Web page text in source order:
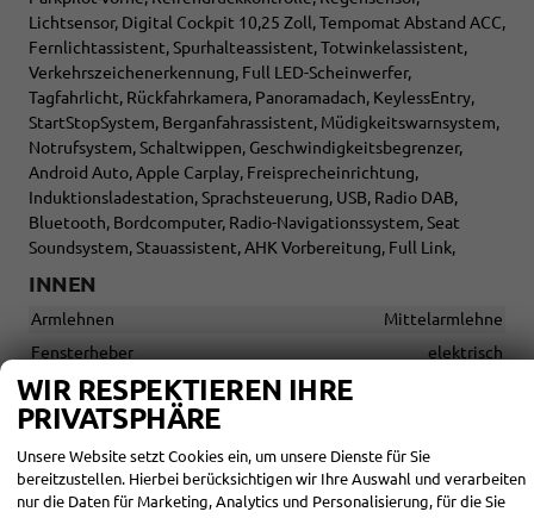
Lichtsensor, Digital Cockpit 10,25 Zoll, Tempomat Abstand ACC,
Fernlichtassistent, Spurhalteassistent, Totwinkelassistent,
Verkehrszeichenerkennung, Full LED-Scheinwerfer,
Tagfahrlicht, Rückfahrkamera, Panoramadach, KeylessEntry,
StartStopSystem, Berganfahrassistent, Müdigkeitswarnsystem,
Notrufsystem, Schaltwippen, Geschwindigkeitsbegrenzer,
Android Auto, Apple Carplay, Freisprecheinrichtung,
Induktionsladestation, Sprachsteuerung, USB, Radio DAB,
Bluetooth, Bordcomputer, Radio-Navigationssystem, Seat
Soundsystem, Stauassistent, AHK Vorbereitung, Full Link,
INNEN
Armlehnen
Mittelarmlehne
Fensterheber
elektrisch
Gepäckraumabtrennung
Klimatisierung
Lenkrad
in Leder, höhenverstellbar, mit Multifunktionen, mit
Schaltwippen
WIR RESPEKTIEREN IHRE
PRIVATSPHÄRE
Unsere Website setzt Cookies ein, um unsere Dienste für Sie
bereitzustellen. Hierbei berücksichtigen wir Ihre Auswahl und verarbeiten
nur die Daten für Marketing, Analytics und Personalisierung, für die Sie